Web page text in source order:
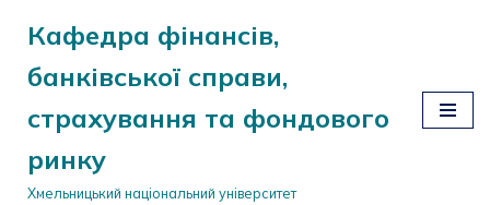
до
вмісту
Кафедра фінансів,
банківської справи,
страхування та фондового
ринку
Хмельницький національний університет